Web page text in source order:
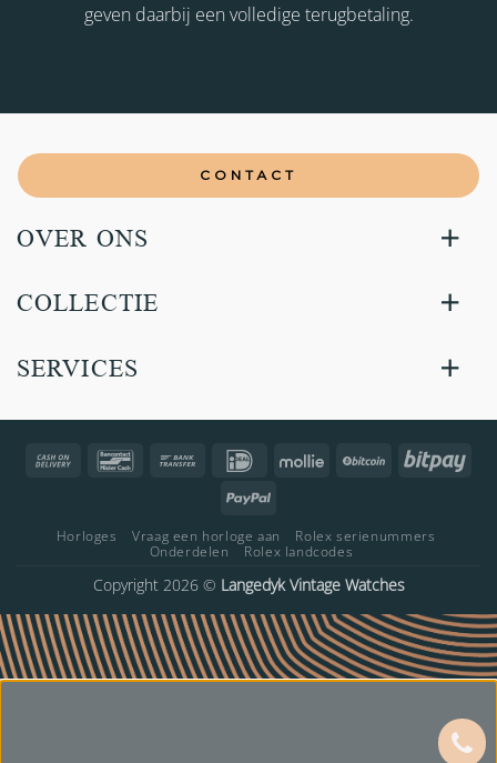
geven daarbij een volledige terugbetaling.
CONTACT
OVER ONS
COLLECTIE
SERVICES
Cash
Bancontact Bank
IDeal Mollie BitCoin
PayPal
Horloges Vraag een horloge aan
Rolex serienummers
Onderdelen
Rolex landcodes
Copyright 2026 © Langedyk Vintage Watches